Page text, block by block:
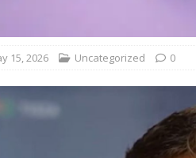
15, 2026 Uncategorized 0